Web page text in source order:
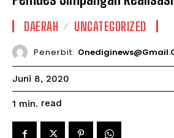
DAERAH UNCATEGORIZED
Penerbit:
Juni 8, 2020
1 min. read